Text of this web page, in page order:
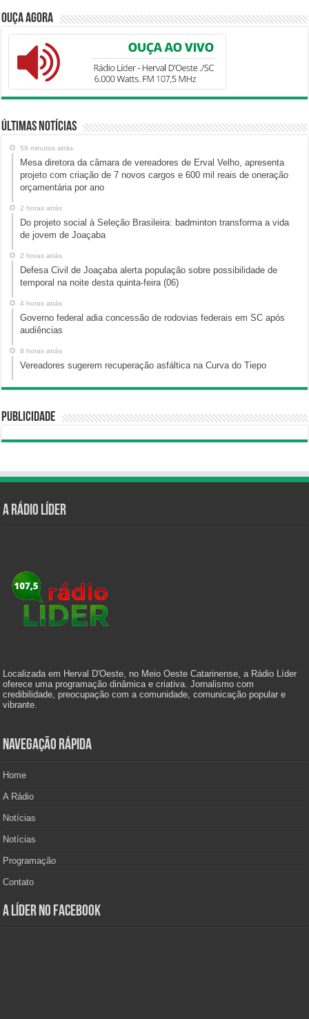
Ouça Agora
Últimas Notícias
59 minutos atrás
Mesa diretora da câmara de vereadores de Erval Velho, apresenta
projeto com criação de 7 novos cargos e 600 mil reais de oneração
orçamentária por ano
2 horas atrás
Do projeto social à Seleção Brasileira: badminton transforma a vida
de jovem de Joaçaba
2 horas atrás
Defesa Civil de Joaçaba alerta população sobre possibilidade de
temporal na noite desta quinta-feira (06)
4 horas atrás
Governo federal adia concessão de rodovias federais em SC após
audiências
8 horas atrás
Vereadores sugerem recuperação asfáltica na Curva do Tiepo
Publicidade
A Rádio Líder
Localizada em Herval D'Oeste, no Meio Oeste Catarinense, a Rádio Líder
oferece uma programação dinâmica e criativa. Jornalismo com
credibilidade, preocupação com a comunidade, comunicação popular e
vibrante.
Navegação Rápida
Home
A Rádio
Notícias
Notícias
Programação
Contato
A Líder no Facebook